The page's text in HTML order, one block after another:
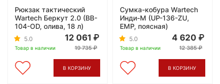
Рюкзак тактический
Wartech Беркут 2.0 (BB-
104-OD, олива, 18 л)
5.0
Товар в наличии
12 061
19 735
В КОРЗИНУ
Сумка-кобура Wartech
Инди-М (UP-136-ZU,
ЕМР, поясная)
5.0
Товар в наличии
4 620
12 385
В КОРЗИНУ